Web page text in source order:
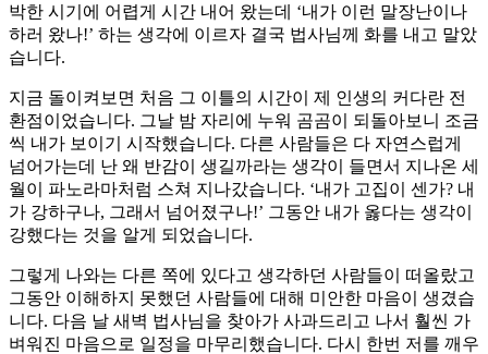
박한 시기에 어렵게 시간 내어 왔는데 ‘내가 이런 말장난이나
하러 왔나!’ 하는 생각에 이르자 결국 법사님께 화를 내고 말았
습니다.
지금 돌이켜보면 처음 그 이틀의 시간이 제 인생의 커다란 전
환점이었습니다. 그날 밤 자리에 누워 곰곰이 되돌아보니 조금
씩 내가 보이기 시작했습니다. 다른 사람들은 다 자연스럽게
넘어가는데 난 왜 반감이 생길까라는 생각이 들면서 지나온 세
월이 파노라마처럼 스쳐 지나갔습니다. ‘내가 고집이 센가? 내
가 강하구나, 그래서 넘어졌구나!’ 그동안 내가 옳다는 생각이
강했다는 것을 알게 되었습니다.
그렇게 나와는 다른 쪽에 있다고 생각하던 사람들이 떠올랐고
그동안 이해하지 못했던 사람들에 대해 미안한 마음이 생겼습
니다. 다음 날 새벽 법사님을 찾아가 사과드리고 나서 훨씬 가
벼워진 마음으로 일정을 마무리했습니다. 다시 한번 저를 깨우